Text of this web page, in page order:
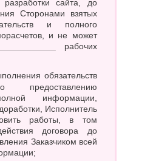
сайта, до
Сторонами взятых
и полного
и не может
рабочих
предоставлению
информации,
Исполнитель
работы, в том
договора до
Заказчиком всей